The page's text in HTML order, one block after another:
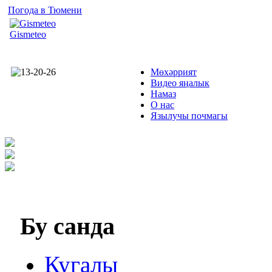
Погода в Тюмени
Gismeteo
Мөхәррият
Видео яңалык
Намаз
О нас
Язылучы почмагы
Бу санда
Кугалы